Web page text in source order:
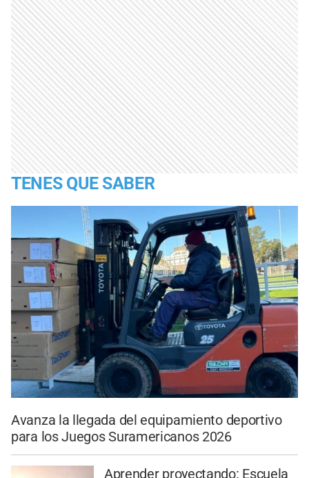
TENES QUE SABER
Avanza la llegada del equipamiento deportivo
para los Juegos Suramericanos 2026
Aprender proyectando: Escuela